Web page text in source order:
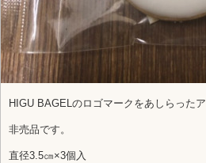
HIGU BAGELのロゴマークをあしらった
非売品です。
直径3.5㎝×3個入